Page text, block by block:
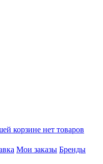
корзине нет товаров
Мои заказы Бренды